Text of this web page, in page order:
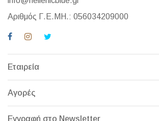
Αριθμός Γ.Ε.ΜΗ.: 056034209000
Εταιρεία
Αγορές
Εγγραφή στο Newsletter